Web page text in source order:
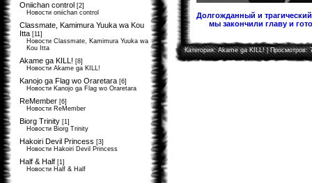
Oniichan control [2]
Новости oniichan control
Classmate, Kamimura Yuuka wa Kou
Itta [11]
Новости Classmate, Kamimura Yuuka wa
Kou Itta
Akame ga KILL! [8]
Новости Akame ga KILL!
Kanojo ga Flag wo Oraretara [6]
Новости Kanojo ga Flag wo Oraretara
ReMember [6]
Новости ReMember
Biorg Trinity [1]
Новости Biorg Trinity
Hakoiri Devil Princess [3]
Новости Hakoiri Devil Princess
Half & Half [1]
Новости Half & Half
Долгожданный и
мы закончили главу и
Категория:Akame ga KILL!| Просмотров: